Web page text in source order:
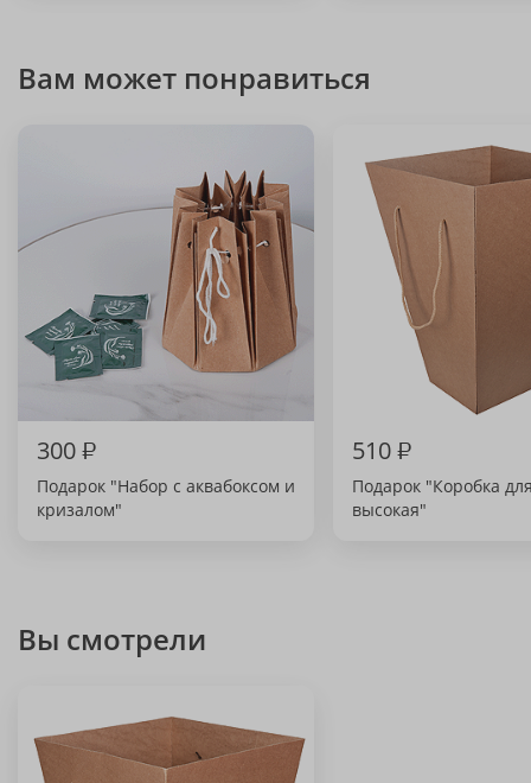
Вам может понравиться
300₽
Подарок "Набор с аквабоксом и
кризалом"
510₽
Подарок "Коробка
высокая"
Вы смотрели